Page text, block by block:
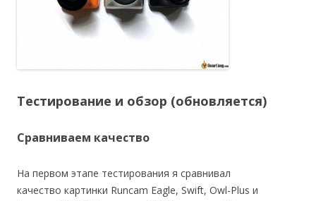
Тестирование и обзор (обновляется)
Сравниваем качество
На первом этапе тестирования я сравнивал
качество картинки Runcam Eagle, Swift, Owl-Plus и